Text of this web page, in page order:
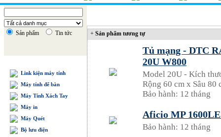
Sản phẩm Tin tức
Link kiện máy tính
Máy tính để bàn
Máy Tính Xách Tay
Máy in
Máy Quét
Bộ lưu điện
+ Sản phẩm tương tự
Tủ mạng - DTC
20U W800
Model 20U - Kích
Rộng 60 cm x Sâu 80
Bảo hành: 12 tháng
Aficio MP
Bảo hành: 12 tháng